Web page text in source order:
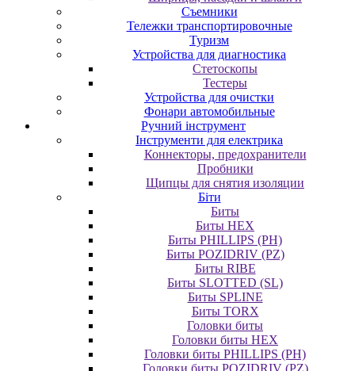
Съемники
Тележки транспортировочные
Туризм
Устройства для диагностика
Стетоскопы
Тестеры
Устройства для очистки
Фонари автомобильные
Ручний інструмент
Інструменти для електрика
Коннекторы, предохранители
Пробники
Щипцы для снятия изоляции
Біти
Биты
Биты HEX
Биты PHILLIPS (PH)
Биты POZIDRIV (PZ)
Биты RIBE
Биты SLOTTED (SL)
Биты SPLINE
Биты TORX
Головки биты
Головки биты HEX
Головки биты PHILLIPS (PH)
Головки биты POZIDRIV (PZ)